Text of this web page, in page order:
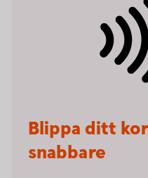
Blippa ditt
snabbare